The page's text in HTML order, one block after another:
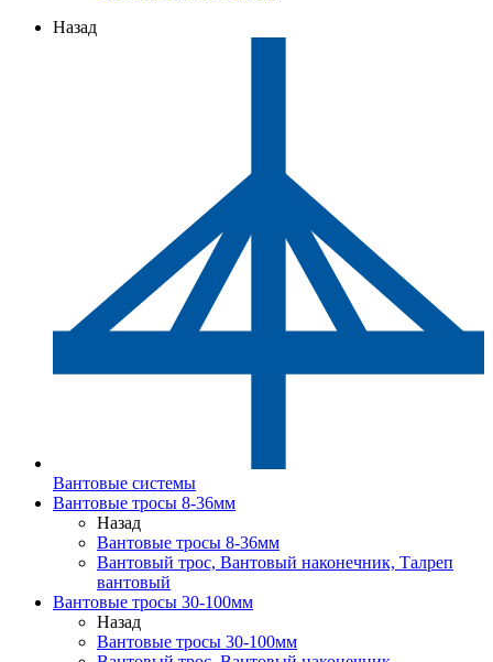
Назад
Вантовые системы
Вантовые тросы 8-36мм
Назад
Вантовые тросы 8-36мм
Вантовый трос, Вантовый наконечник, Талреп
вантовый
Вантовые тросы 30-100мм
Назад
Вантовые тросы 30-100мм